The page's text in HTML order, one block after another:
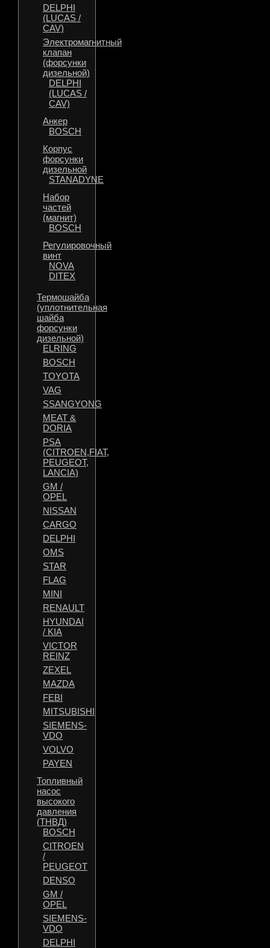
DELPHI
(LUCAS /
CAV)
Электромагнитный
клапан
(форсунки
дизельной)
DELPHI
(LUCAS /
CAV)
Анкер
BOSCH
Корпус
форсунки
дизельной
STANADYNE
Набор
частей
(магнит)
BOSCH
Регулировочный
винт
NOVA
DITEX
Термошайба
(уплотнительная
шайба
форсунки
дизельной)
ELRING
BOSCH
TOYOTA
VAG
SSANGYONG
MEAT &
DORIA
PSA
(CITROEN,FIAT,
PEUGEOT,
LANCIA)
GM /
OPEL
NISSAN
CARGO
DELPHI
OMS
STAR
FLAG
MINI
RENAULT
HYUNDAI
/ KIA
VICTOR
REINZ
ZEXEL
MAZDA
FEBI
MITSUBISHI
SIEMENS-
VDO
VOLVO
PAYEN
Топливный
насос
высокого
давления
(ТНВД)
BOSCH
CITROEN
/
PEUGEOT
DENSO
GM /
OPEL
SIEMENS-
VDO
DELPHI